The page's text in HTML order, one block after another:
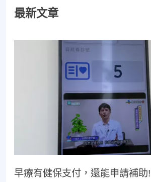
最新文章
早療有健保支付，還能申請補助!